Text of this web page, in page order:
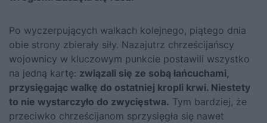
Po wyczerpujących walkach kolejnego, piątego dnia
obie strony zbierały siły. Nazajutrz chrześcijańscy
wojownicy w kluczowym punkcie postawili wszystko
na jedną kartę: związali się ze sobą łańcuchami,
przysięgając walkę do ostatniej kropli krwi. Niestety
to nie wystarczyło do zwycięstwa. Tym bardziej, że
przeciwko chrześcijanom sprzysięgła się nawet